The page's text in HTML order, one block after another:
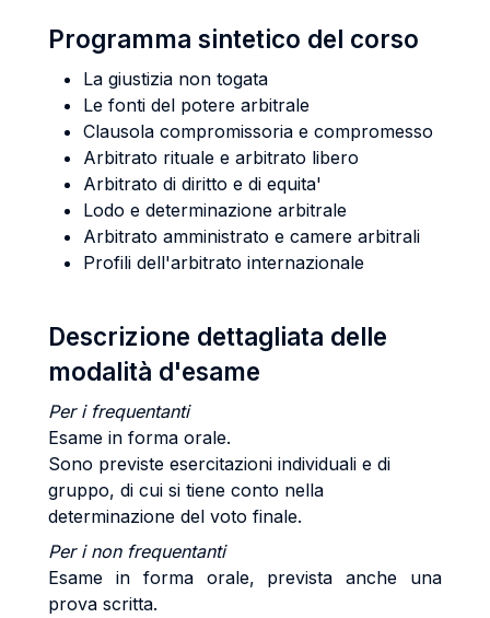
Programma sintetico del corso
La giustizia non togata
Le fonti del potere arbitrale
Clausola compromissoria e compromesso
Arbitrato rituale e arbitrato libero
Arbitrato di diritto e di equita'
Lodo e determinazione arbitrale
Arbitrato amministrato e camere arbitrali
Profili dell'arbitrato internazionale
Descrizione dettagliata delle
modalità d'esame
Per i frequentanti
Esame in forma orale.
Sono previste esercitazioni individuali e di
gruppo, di cui si tiene conto nella
determinazione del voto finale.
Per i non frequentanti
Esame in forma orale, prevista anche una
prova scritta.